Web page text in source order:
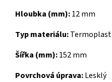
Hloubka (mm):12 mm
Typ materiálu:Termoplast
Šířka (mm):152 mm
Povrchová úprava:Lesklý